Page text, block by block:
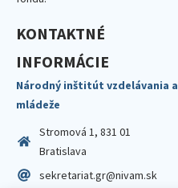
KONTAKTNÉ
INFORMÁCIE
Národný inštitút vzdelávania a
mládeže
Stromová 1, 831 01
Bratislava
sekretariat.gr@nivam.sk